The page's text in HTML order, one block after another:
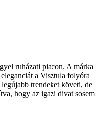
ruházati piacon. A márka
a Visztula folyóra
trendeket követi, de
hogy az igazi divat sosem